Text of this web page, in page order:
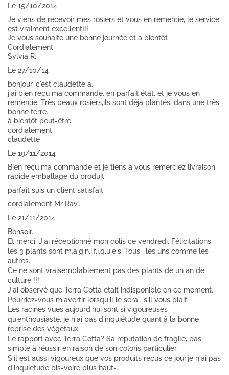
Le 15/10/2014
Je viens de recevoir mes rosiers et vous en remercie, le service
est vraiment excellent!!!
Je vous souhaite une bonne journée et à bientôt
Cordialement
Sylvia R.
Le 27/10/14
bonjour, c'est claudette a.
j'ai bien reçu ma commande, en parfait état, et je vous en
remercie. Très beaux rosiers,ils sont déjà plantés, dans une très
bonne terre.
à bientôt peut-être
cordialement,
claudette
Le 19/11/2014
Bien reçu ma commande et je tiens à vous remerciez livraison
rapide emballage du produit
parfait suis un client satisfait
cordialement Mr Rav..
Le 21/11/2014
Bonsoir.
Et merci. J'ai réceptionné mon colis ce vendredi. Félicitations :
les 3 plants sont m.a.g.n.i.f.i.q.u.e.s. Tous , les uns comme les
autres.
Ce ne sont vraisemblablement pas des plants de un an de
culture !!!
J'ai observé que Terra Cotta était indisponible en ce moment.
Pourriez-vous m'avertir lorsqu'il le sera , s'il vous plait.
Les racines vues aujourd'hui sont si vigoureuses
qu'enthousiaste, je n'ai pas d'inquiétude quant à la bonne
reprise des végétaux.
Le rapport avec Terra Cotta? Sa réputation de fragile, pas
simple à réussir en raison de son coloris particulier.
S'il est aussi vigoureux que vos produits reçus ce jour,je n'ai pas
d'inquiétude bis-voire plus haut-.